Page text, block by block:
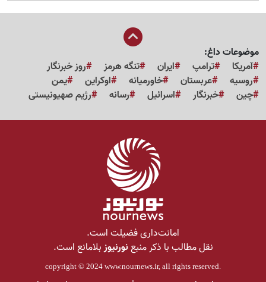
موضوعات داغ:
آمریکا
ترامپ ایران تنگه هرمز
روز خبرنگار
روسیه
عربستان خاورمیانه اوکراین
یمن
چین
خبرنگار اسرائیل رسانه رژیم صهیونیستی
امانت‌داری فضیلت است.
نقل مطالب با ذکر منبعنورنیوزبلامانع است.
copyright © 2024 www.nournews.ir, all rights reserved.